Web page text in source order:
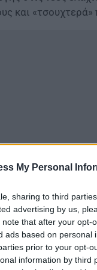
My Personal
sharing to third
advertising by us,
that after your opt-
ads based on personal
prior to your opt-
information by third
και «τσουχτερά»
ο πρόεδρος της
ελέγχων και
να ακολουθήσει